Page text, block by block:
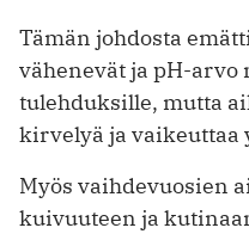
Tämän johdosta
vähenevät ja pH-arvo
tulehduksille, mutta
kirvelyä ja vaikeuttaa
Myös vaihdevuosien
kuivuuteen ja